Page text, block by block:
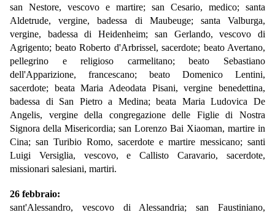
san Nestore, vescovo e martire; san Cesario, medico; santa
Aldetrude, vergine, badessa di Maubeuge; santa Valburga,
vergine, badessa di Heidenheim; san Gerlando, vescovo di
Agrigento; beato Roberto d'Arbrissel, sacerdote; beato Avertano,
pellegrino e religioso carmelitano; beato Sebastiano
dell'Apparizione, francescano; beato Domenico Lentini,
sacerdote; beata Maria Adeodata Pisani, vergine benedettina,
badessa di San Pietro a Medina; beata Maria Ludovica De
Angelis, vergine della congregazione delle Figlie di Nostra
Signora della Misericordia; san Lorenzo Bai Xiaoman, martire in
Cina; san Turibio Romo, sacerdote e martire messicano; santi
Luigi Versiglia, vescovo, e Callisto Caravario, sacerdote,
missionari salesiani, martiri.
26 febbraio:
sant'Alessandro, vescovo di Alessandria; san Faustiniano,